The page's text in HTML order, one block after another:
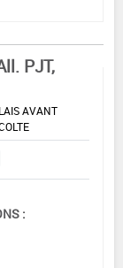
PJT,
AVANT
: